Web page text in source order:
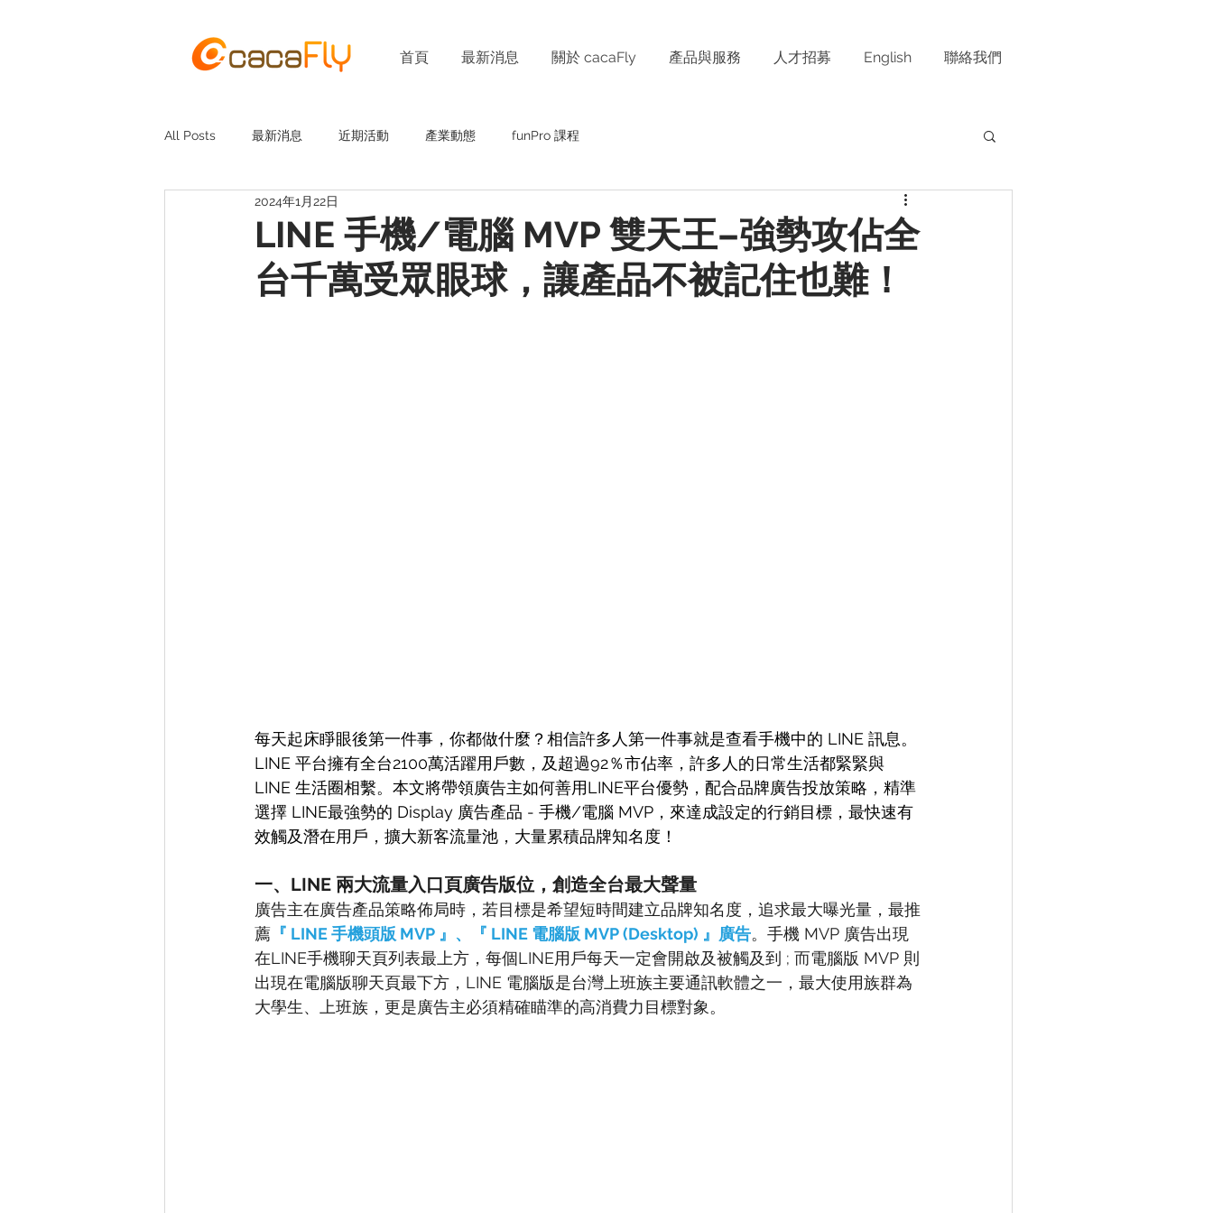
首頁 最新消息 關於 cacaFly 產品與服務 人才招募 English 聯絡我們
All Posts 最新消息 近期活動 產業動態 funPro 課程
LINE 手機/電腦 MVP 雙天王–強勢攻佔全
台千萬受眾眼球，讓產品不被記住也難！
2024年1月22日
每天起床睜眼後第一件事，你都做什麼？相信許多人第一件事就是查看手機中的 LINE 訊息。
LINE 平台擁有全台2100萬活躍用戶數，及超過92％市佔率，許多人的日常生活都緊緊與
LINE 生活圈相繫。本文將帶領廣告主如何善用LINE平台優勢，配合品牌廣告投放策略，精準
選擇 LINE最強勢的 Display 廣告產品 - 手機/電腦 MVP，來達成設定的行銷目標，最快速有
效觸及潛在用戶，擴大新客流量池，大量累積品牌知名度！
一、LINE 兩大流量入口頁廣告版位，創造全台最大聲量
廣告主在廣告產品策略佈局時，若目標是希望短時間建立品牌知名度，追求最大曝光量，最推
薦 『 LINE 手機頭版 MVP 』、『 LINE 電腦版 MVP (Desktop) 』廣告。手機 MVP 廣告出現
在LINE手機聊天頁列表最上方，每個LINE用戶每天一定會開啟及被觸及到 ; 而電腦版 MVP 則
出現在電腦版聊天頁最下方，LINE 電腦版是台灣上班族主要通訊軟體之一，最大使用族群為
大學生、上班族，更是廣告主必須精確瞄準的高消費力目標對象。